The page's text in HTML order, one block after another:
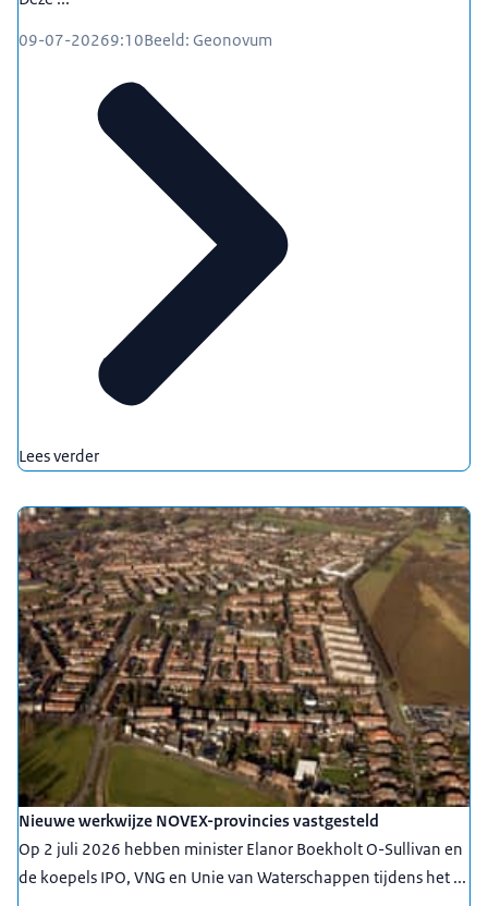
09-07-20269:10Beeld: Geonovum
Lees verder
Nieuwe werkwijze NOVEX-provincies vastgesteld
Op 2 juli 2026 hebben minister Elanor Boekholt O-Sullivan en
de koepels IPO, VNG en Unie van Waterschappen tijdens het ...